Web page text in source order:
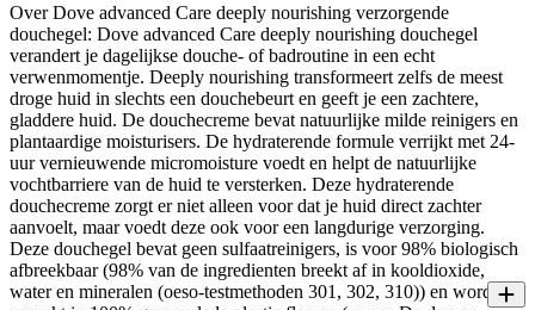
Over Dove advanced Care deeply nourishing verzorgende
douchegel: Dove advanced Care deeply nourishing douchegel
verandert je dagelijkse douche- of badroutine in een echt
verwenmomentje. Deeply nourishing transformeert zelfs de meest
droge huid in slechts een douchebeurt en geeft je een zachtere,
gladdere huid. De douchecreme bevat natuurlijke milde reinigers en
plantaardige moisturisers. De hydraterende formule verrijkt met 24-
uur vernieuwende micromoisture voedt en helpt de natuurlijke
vochtbarriere van de huid te versterken. Deze hydraterende
douchecreme zorgt er niet alleen voor dat je huid direct zachter
aanvoelt, maar voedt deze ook voor een langdurige verzorging.
Deze douchegel bevat geen sulfaatreinigers, is voor 98% biologisch
afbreekbaar (98% van de ingredienten breekt af in kooldioxide,
water en mineralen (oeso-testmethoden 301, 302, 310)) en wordt